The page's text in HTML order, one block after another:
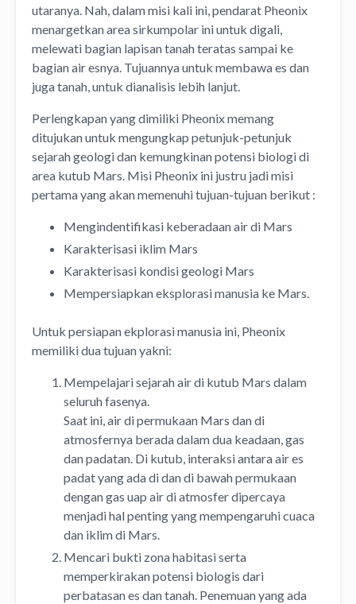
utaranya. Nah, dalam misi kali ini, pendarat Pheonix
menargetkan area sirkumpolar ini untuk digali,
melewati bagian lapisan tanah teratas sampai ke
bagian air esnya. Tujuannya untuk membawa es dan
juga tanah, untuk dianalisis lebih lanjut.
Perlengkapan yang dimiliki Pheonix memang
ditujukan untuk mengungkap petunjuk-petunjuk
sejarah geologi dan kemungkinan potensi biologi di
area kutub Mars. Misi Pheonix ini justru jadi misi
pertama yang akan memenuhi tujuan-tujuan berikut :
Mengindentifikasi keberadaan air di Mars
Karakterisasi iklim Mars
Karakterisasi kondisi geologi Mars
Mempersiapkan eksplorasi manusia ke Mars.
Untuk persiapan ekplorasi manusia ini, Pheonix
memiliki dua tujuan yakni:
Mempelajari sejarah air di kutub Mars dalam
seluruh fasenya.
Saat ini, air di permukaan Mars dan di
atmosfernya berada dalam dua keadaan, gas
dan padatan. Di kutub, interaksi antara air es
padat yang ada di dan di bawah permukaan
dengan gas uap air di atmosfer dipercaya
menjadi hal penting yang mempengaruhi cuaca
dan iklim di Mars.
Mencari bukti zona habitasi serta
memperkirakan potensi biologis dari
perbatasan es dan tanah. Penemuan yang ada